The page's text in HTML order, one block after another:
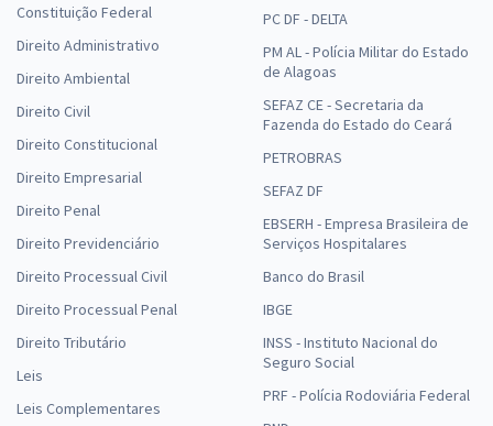
Constituição Federal
Direito Administrativo
Direito Ambiental
Direito Civil
Direito Constitucional
Direito Empresarial
Direito Penal
Direito Previdenciário
Direito Processual Civil
Direito Processual Penal
Direito Tributário
Leis
Leis Complementares
PC DF - DELTA
PM AL - Polícia Militar do Estado
de Alagoas
SEFAZ CE - Secretaria da
Fazenda do Estado do Ceará
PETROBRAS
SEFAZ DF
EBSERH - Empresa Brasileira de
Serviços Hospitalares
Banco do Brasil
IBGE
INSS - Instituto Nacional do
Seguro Social
PRF - Polícia Rodoviária Federal